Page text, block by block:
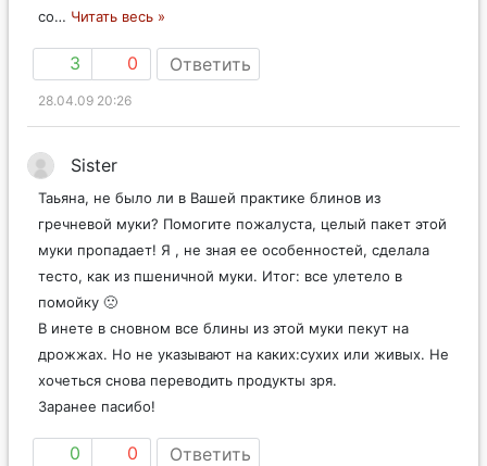
со… Читать весь »
3 0 Ответить
28.04.09 20:26
Sister
Таьяна, не было ли в Вашей практике блинов из
гречневой муки? Помогите пожалуста, целый пакет этой
муки пропадает! Я , не зная ее особенностей, сделала
тесто, как из пшеничной муки. Итог: все улетело в
помойку 🙁
В инете в сновном все блины из этой муки пекут на
дрожжах. Но не указывают на каких:сухих или живых. Не
хочеться снова переводить продукты зря.
Заранее пасибо!
0 0 Ответить